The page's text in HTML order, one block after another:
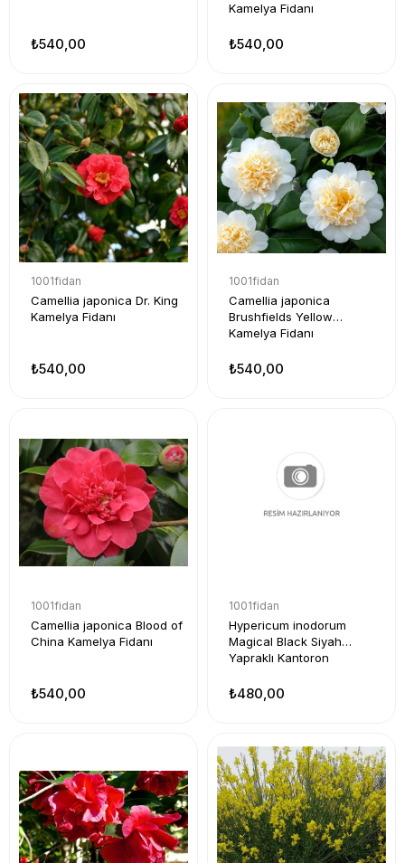
₺540,00
Kamelya Fidanı
₺540,00
1001fidan
Camellia japonica Dr. King
Kamelya Fidanı
₺540,00
1001fidan
Camellia japonica
Brushfields Yellow
Kamelya Fidanı
₺540,00
1001fidan
Camellia japonica Blood of
China Kamelya Fidanı
₺540,00
1001fidan
Hypericum inodorum
Magical Black Siyah
Yapraklı Kantoron
₺480,00